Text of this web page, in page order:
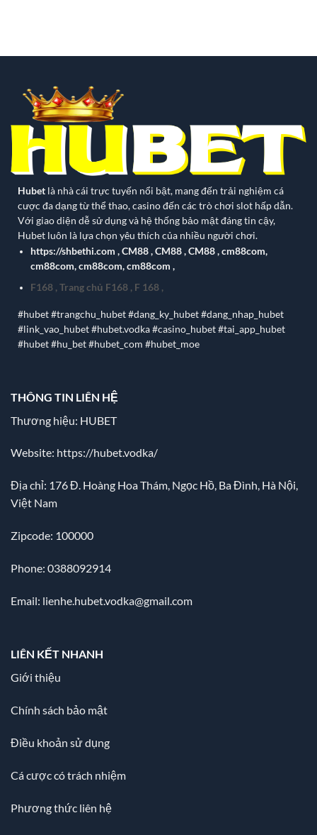
Hubet là nhà cái trực tuyến nổi bật, mang đến trải nghiệm cá
cược đa dạng từ thể thao, casino đến các trò chơi slot hấp dẫn.
Với giao diện dễ sử dụng và hệ thống bảo mật đáng tin cậy,
Hubet luôn là lựa chọn yêu thích của nhiều người chơi.
https://shbethi.com ,CM88,CM88,CM88,cm88com,
cm88com,cm88com,cm88com ,
F168, Trang chủ F168, F 168,
#hubet #trangchu_hubet #dang_ky_hubet #dang_nhap_hubet
#link_vao_hubet #hubet.vodka #casino_hubet #tai_app_hubet
#hubet #hu_bet #hubet_com #hubet_moe
THÔNG TIN LIÊN HỆ
Thương hiệu: HUBET
Website: https://hubet.vodka/
Địa chỉ: 176 Đ. Hoàng Hoa Thám, Ngọc Hồ, Ba Đình, Hà Nội,
Việt Nam
Zipcode: 100000
Phone: 0388092914
Email: lienhe.hubet.vodka@gmail.com
LIÊN KẾT NHANH
Giới thiệu
Chính sách bảo mật
Điều khoản sử dụng
Cá cược có trách nhiệm
Phương thức liên hệ